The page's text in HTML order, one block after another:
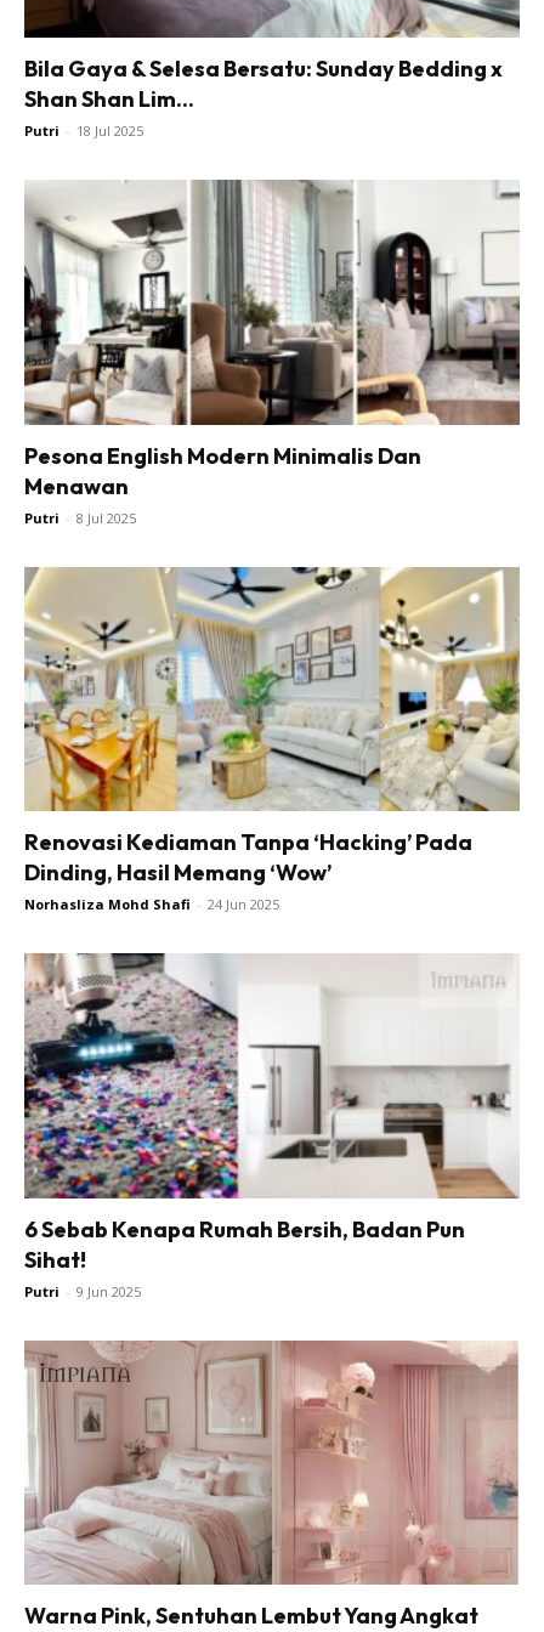
Ilham Impiana
Ilham Impiana 360
Ilham Impiana Inspirasi Selebriti
Impiana TV
Impiana MakeOver
Lahar Dekor
Sembang Dekor
Sembang Laman
Tip Impiana
Tip Laman
Bila Gaya & Selesa Bersatu: Sunday Bedding x
Shan Shan Lim...
Putri - 18 Jul 2025
Pesona English Modern Minimalis Dan
Menawan
Putri - 8 Jul 2025
Renovasi Kediaman Tanpa ‘Hacking’ Pada
Dinding, Hasil Memang ‘Wow’
Norhasliza Mohd Shafi - 24 Jun 2025
6 Sebab Kenapa Rumah Bersih, Badan Pun
Sihat!
Putri - 9 Jun 2025
Warna Pink, Sentuhan Lembut Yang Angkat